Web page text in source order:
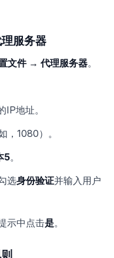
服务器
文件 → 代理服务器。
地址。
，1080）。
5。
选身份验证并输入用户
示中点击是。